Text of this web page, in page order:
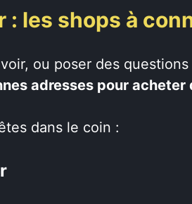
: les shops à
ou poser des questions
adresses pour acheter
dans le coin :